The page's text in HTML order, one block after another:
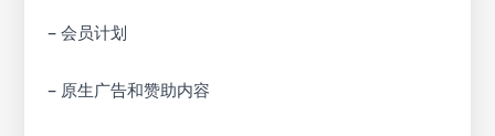
– 会员计划
– 原生广告和赞助内容